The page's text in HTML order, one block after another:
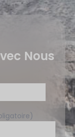
Nous